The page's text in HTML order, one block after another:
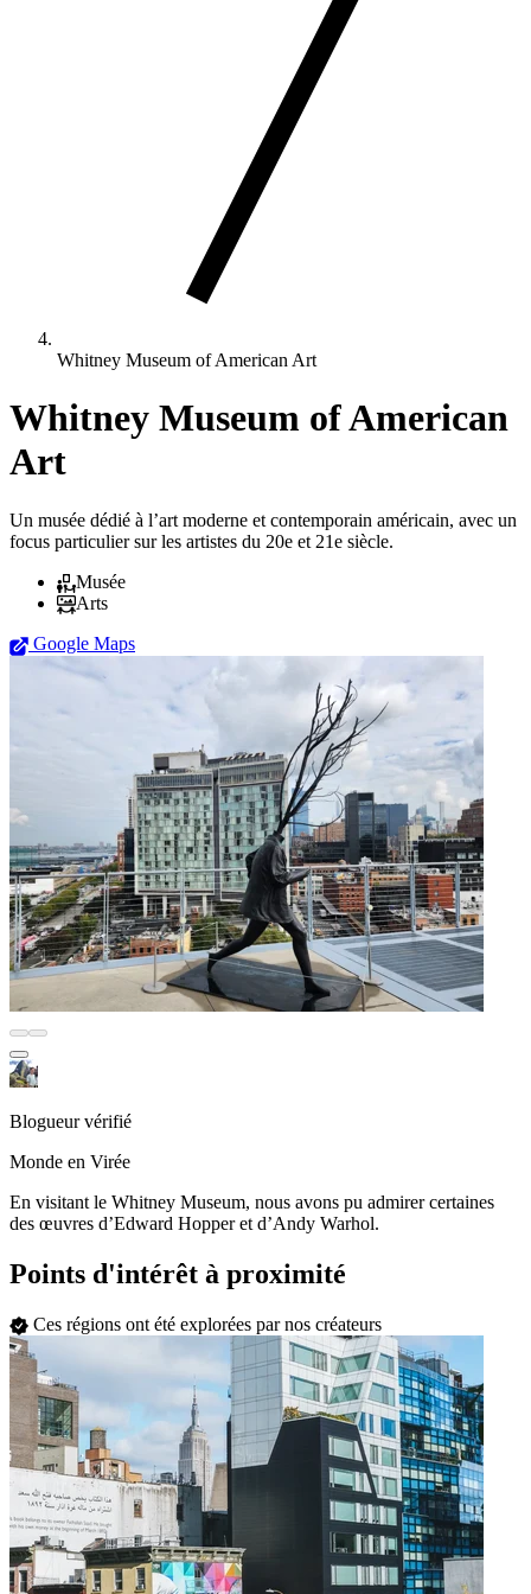
Whitney Museum of American Art
Whitney Museum of American
Art
Un musée dédié à l’art moderne et contemporain américain, avec un
focus particulier sur les artistes du 20e et 21e siècle.
Musée
Arts
Google Maps
Blogueur vérifié
Monde en Virée
En visitant le Whitney Museum, nous avons pu admirer certaines
des œuvres d’Edward Hopper et d’Andy Warhol.
Points d'intérêt à proximité
Ces régions ont été explorées par nos créateurs